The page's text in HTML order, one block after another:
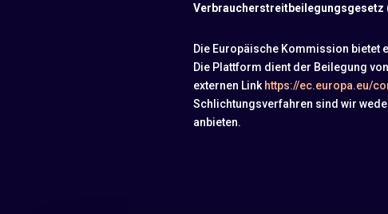
Verbraucherstreitbeilegungsgesetz
Die Europäische Kommission bietet
Die Plattform dient der Beilegung
externen Link https://ec.europa.eu/
Schlichtungsverfahren sind wir
anbieten.